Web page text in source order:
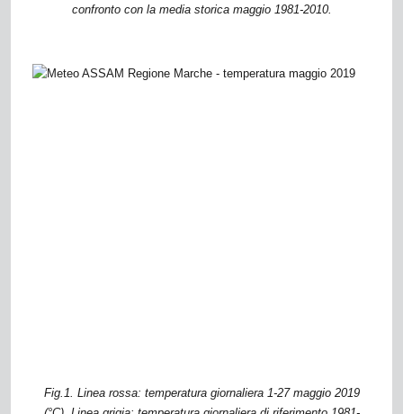
confronto con la media storica maggio 1981-2010.
Fig.1. Linea rossa: temperatura giornaliera 1-27 maggio 2019